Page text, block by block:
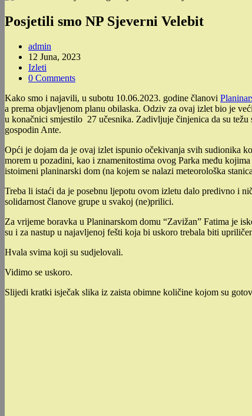
Posjetili smo NP Sjeverni Velebit
Post
author:
admin
Post
published:
12 Juna, 2023
Post
category:
Izleti
Post
0 Comments
Kako smo i najavili, u subotu 10.06.2023. godine članovi
a prema objavljenom planu obilaska. Odziv za ovaj izlet bio je
u konačnici smjestilo 27 učesnika. Zadivljuje činjenica da su
gospodin Ante.
Opći je dojam da je ovaj izlet ispunio očekivanja svih sudionika
morem u pozadini, kao i znamenitostima ovog Parka među
istoimeni planinarski dom (na kojem se nalazi meteorološka
Treba li istaći da je posebnu ljepotu ovom izletu dalo predivno i
solidarnost članove grupe u svakoj (ne)prilici.
Za vrijeme boravka u Planinarskom domu “Zavižan” Fatima je
su i za nastup u najavljenoj fešti koja bi uskoro trebala biti
Hvala svima koji su sudjelovali.
Vidimo se uskoro.
Slijedi kratki isječak slika iz zaista obimne količine kojom su